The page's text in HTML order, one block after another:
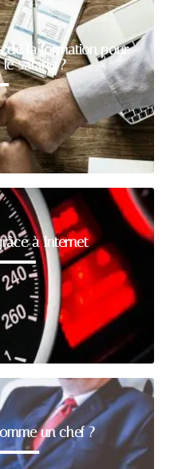
de la formation pour
le salarié ?
à Internet
un chef ?